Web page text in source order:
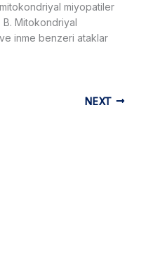
miyopatiler
B. Mitokondriyal
inme benzeri ataklar
NEXT